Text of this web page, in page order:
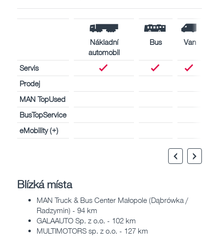
Nákladní
automobil
Bus Van
Servis
Prodej
MAN TopUsed
BusTopService
eMobility (+)
Blízká místa
MAN Truck & Bus Center Małopole (Dąbrówka /
Radzymin) - 94 km
GALAAUTO Sp. z o.o. - 102 km
MULTIMOTORS sp. z o.o. - 127 km